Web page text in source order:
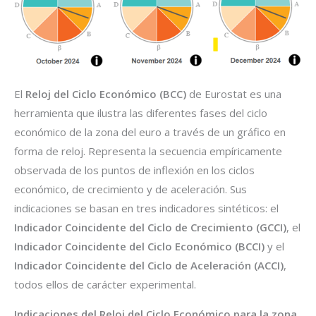
El Reloj del Ciclo Económico (BCC) de Eurostat es una
herramienta que ilustra las diferentes fases del ciclo
económico de la zona del euro a través de un gráfico en
forma de reloj. Representa la secuencia empíricamente
observada de los puntos de inflexión en los ciclos
económico, de crecimiento y de aceleración. Sus
indicaciones se basan en tres indicadores sintéticos: el
Indicador Coincidente del Ciclo de Crecimiento (GCCI), el
Indicador Coincidente del Ciclo Económico (BCCI) y el
Indicador Coincidente del Ciclo de Aceleración (ACCI),
todos ellos de carácter experimental.